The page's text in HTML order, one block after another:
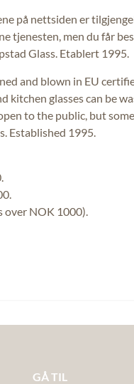
på nettsiden er
tjenesten, men du får
Glass. Etablert 1995.
and blown in EU
kitchen glasses can be
to the public, but
Established 1995.
over NOK 1000).
GÅ TIL